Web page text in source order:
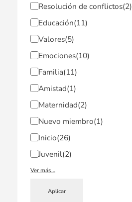
Resolución de conflictos(2)
Educación(11)
Valores(5)
Emociones(10)
Familia(11)
Amistad(1)
Maternidad(2)
Nuevo miembro(1)
Inicio(26)
Juvenil(2)
Ver más…
Aplicar